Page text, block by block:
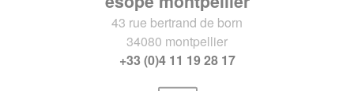
43 rue bertrand de born
34080 montpellier
+33 (0)4 11 19 28 17